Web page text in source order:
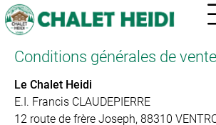
Conditions générales de vente
Le Chalet Heidi
E.I. Francis CLAUDEPIERRE
12 route de frère Joseph, 88310